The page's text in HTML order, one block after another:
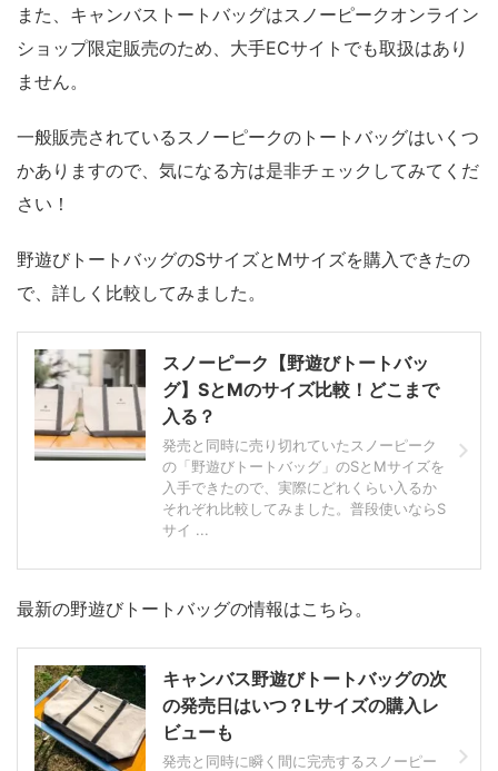
また、キャンバストートバッグはスノーピークオンライン
ショップ限定販売のため、大手ECサイトでも取扱はあり
ません。
一般販売されているスノーピークのトートバッグはいくつ
かありますので、気になる方は是非チェックしてみてくだ
さい！
野遊びトートバッグのSサイズとMサイズを購入できたの
で、詳しく比較してみました。
スノーピーク【野遊びトートバッ
グ】SとMのサイズ比較！どこまで
入る？
発売と同時に売り切れていたスノーピーク
の「野遊びトートバッグ」のSとMサイズを
入手できたので、実際にどれくらい入るか
それぞれ比較してみました。普段使いならS
サイ ...
最新の野遊びトートバッグの情報はこちら。
キャンバス野遊びトートバッグの次
の発売日はいつ？Lサイズの購入レ
ビューも
発売と同時に瞬く間に完売するスノーピー